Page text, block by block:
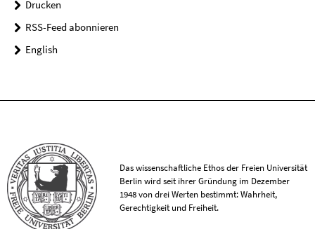
Drucken
RSS-Feed abonnieren
English
Das wissenschaftliche Ethos der Freien Universität
Berlin wird seit ihrer Gründung im Dezember
1948 von drei Werten bestimmt: Wahrheit,
Gerechtigkeit und Freiheit.